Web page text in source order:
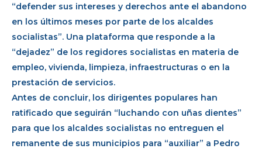
“defender sus intereses y derechos ante el abandono
en los últimos meses por parte de los alcaldes
socialistas”. Una plataforma que responde a la
“dejadez” de los regidores socialistas en materia de
empleo, vivienda, limpieza, infraestructuras o en la
prestación de servicios.
Antes de concluir, los dirigentes populares han
ratificado que seguirán “luchando con uñas dientes”
para que los alcaldes socialistas no entreguen el
remanente de sus municipios para “auxiliar” a Pedro